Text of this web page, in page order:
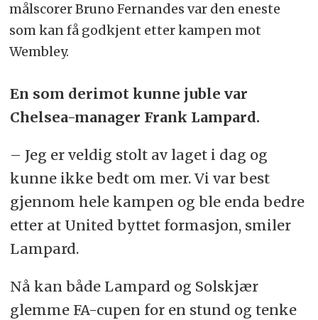
målscorer Bruno Fernandes var den eneste
som kan få godkjent etter kampen mot
Wembley.
En som derimot kunne juble var
Chelsea-manager Frank Lampard.
– Jeg er veldig stolt av laget i dag og
kunne ikke bedt om mer. Vi var best
gjennom hele kampen og ble enda bedre
etter at United byttet formasjon, smiler
Lampard.
Nå kan både Lampard og Solskjær
glemme FA-cupen for en stund og tenke